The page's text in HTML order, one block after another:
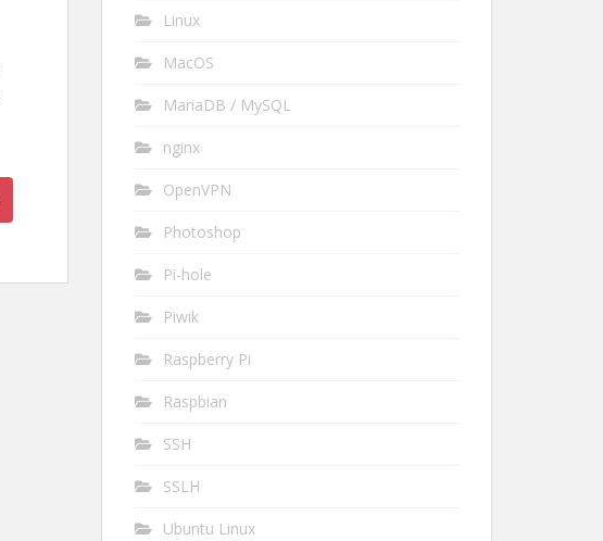
Linux
MacOS
MariaDB / MySQL
nginx
OpenVPN
Photoshop
Pi-hole
Piwik
Raspberry Pi
Raspbian
SSH
SSLH
Ubuntu Linux